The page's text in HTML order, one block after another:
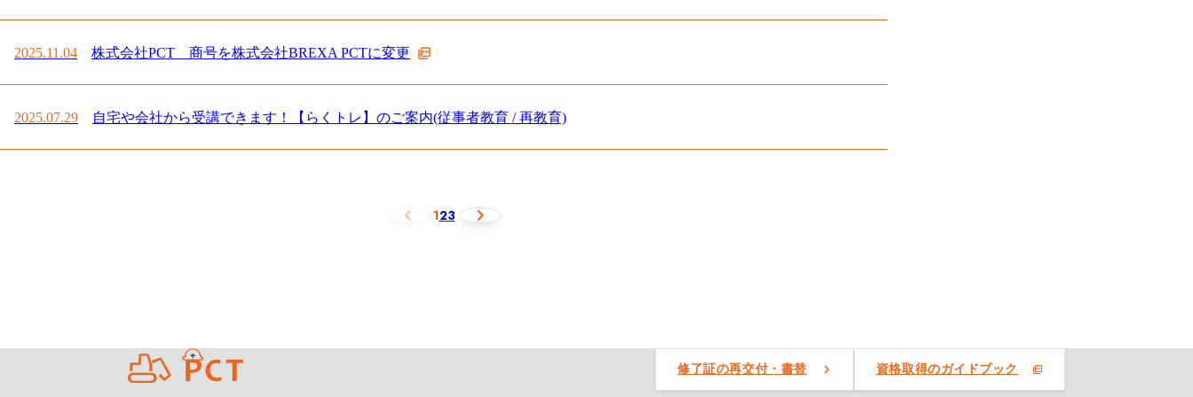
2025.11.04 株式会社PCT 商号を株式会社BREXA PCTに変更
2025.07.29 自宅や会社から受講できます！【らくトレ】のご案内(従事者教育 / 再教育)
123
修了証の再交付・書替 資格取得のガイドブック